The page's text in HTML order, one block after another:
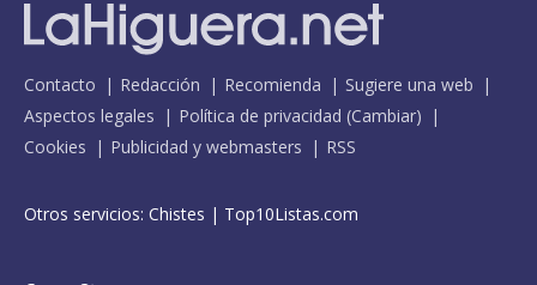
Contacto Redacción Recomienda
Sugiere una web
Aspectos legales
Política de privacidad (Cambiar)
Cookies
Publicidad y webmasters RSS
Otros servicios: Chistes | Top10Listas.com